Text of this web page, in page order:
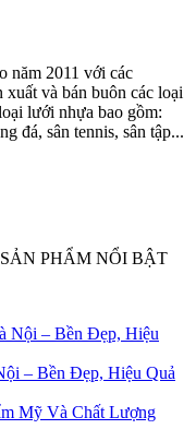
2011 với các
và bán buôn các loại
lưới nhựa bao gồm:
đá, sân tennis, sân tập...
SẢN PHẨM NỔI BẬT
– Bền Đẹp, Hiệu Quả